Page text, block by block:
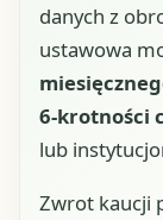
danych z
ustawowa
6-krotności
lub
Zwrot kaucji